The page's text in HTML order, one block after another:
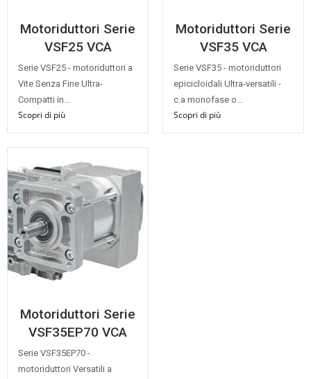
Motoriduttori Serie
VSF25 VCA
Serie VSF25 - motoriduttori a
Vite Senza Fine Ultra-
Compatti in...
Scopri di più
Motoriduttori Serie
VSF35 VCA
Serie VSF35 - motoriduttori
epicicloidali Ultra-versatili -
c.a monofase o...
Scopri di più
Motoriduttori Serie
VSF35EP70 VCA
Serie VSF35EP70 -
motoriduttori Versatili a